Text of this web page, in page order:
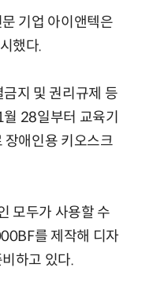
기업 아이앤텍은
했다.
지 및 권리규제 등
28일부터 교육기
장애인용 키오스크
모두가 사용할 수
를 제작해 디자
하고 있다.